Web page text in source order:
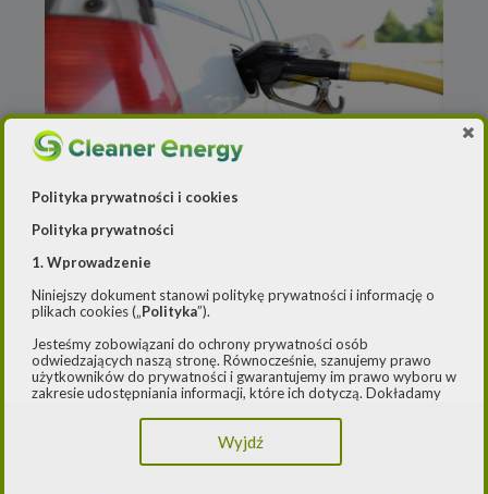
Redakcja o
Duży spadek marż na
sprzedaży paliwa
Marża na sprzedaży benzyny spadła na koniec
lutego o 39,2 proc., na sprzedaży oleju
napędowego o 86,2 proc., a autogazu o 35,2
proc. – wynika z[…]
Czytaj dalej
Polityka prywatności i cookies
Polityka prywatności
1. Wprowadzenie
Niniejszy dokument stanowi politykę prywatności i informację o
plikach cookies („Polityka”).
Jesteśmy zobowiązani do ochrony prywatności osób
odwiedzających naszą stronę. Równocześnie, szanujemy prawo
użytkowników do prywatności i gwarantujemy im prawo wyboru w
zakresie udostępniania informacji, które ich dotyczą. Dokładamy
przepisami, w szczególności rozporządzeniem Parlamentu
Europejskiego i Rady (UE) 2016/979 z dnia 27 kwietnia 2016 r. w
Wyjdź